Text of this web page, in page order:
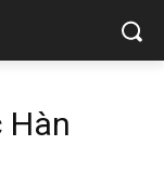
Hàn